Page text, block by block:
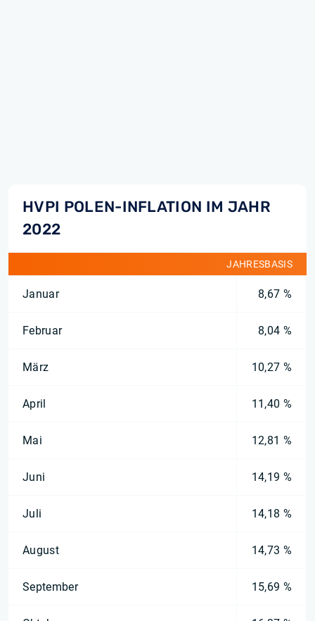
HVPI POLEN-INFLATION IM JAHR
2022
JAHRESBASIS
Januar 8,67 %
Februar 8,04 %
März 10,27 %
April 11,40 %
Mai 12,81 %
Juni 14,19 %
Juli 14,18 %
August 14,73 %
September 15,69 %